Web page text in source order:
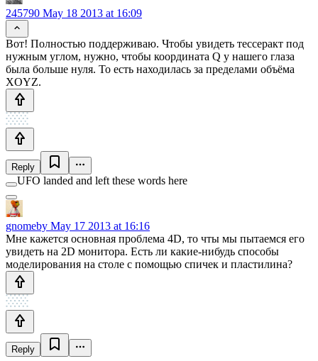
245790 May 18 2013 at 16:09
Вот! Полностью поддерживаю. Чтобы увидеть тессеракт под
нужным углом, нужно, чтобы координата Q у нашего глаза
была больше нуля. То есть находилась за пределами объёма
XOYZ.
Reply
UFO landed and left these words here
gnomeby May 17 2013 at 16:16
Мне кажется основная проблема 4D, то чты мы пытаемся его
увидеть на 2D монитора. Есть ли какие-нибудь способы
моделирования на столе с помощью спичек и пластилина?
Reply